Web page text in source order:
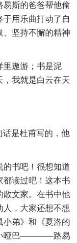
易斯的爸爸帮他偷
用乐曲打动了自
、坚持不懈的精神
里遨游；书是泥
，我就是白云在天
话是杜甫写的，他
的书吧！很想知道
都读过吧！这本书
散文家。在书中他
，大家还想不想
小弟》和《夏洛的
小哑巴————路易